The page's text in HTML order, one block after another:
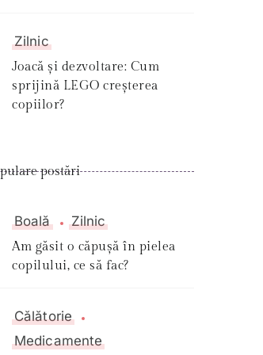
Zilnic
Joacă și dezvoltare: Cum
sprijină LEGO creșterea
copiilor?
postări
Boală Zilnic
Am găsit o căpușă în pielea
copilului, ce să fac?
Călătorie
Medicamente